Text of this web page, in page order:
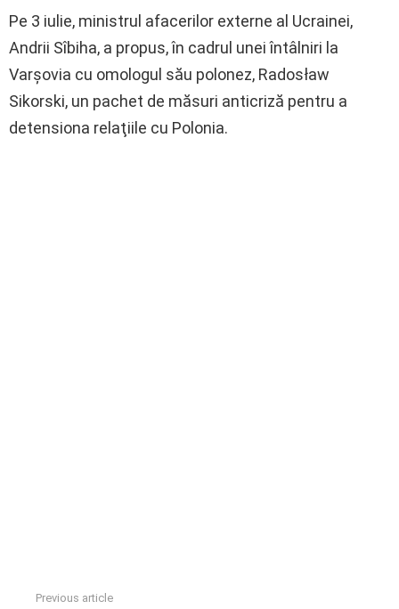
Pe 3 iulie, ministrul afacerilor externe al Ucrainei,
Andrii Sîbiha, a propus, în cadrul unei întâlniri la
Varşovia cu omologul său polonez, Radosław
Sikorski, un pachet de măsuri anticriză pentru a
detensiona relaţiile cu Polonia.
Previous article